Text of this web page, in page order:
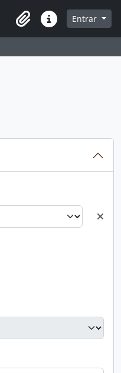
de navegação
Atalhos Entrar